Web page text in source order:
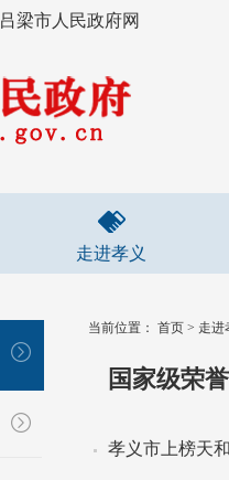
吕梁市人民政府网
走进孝义
当前位置： 首页 > 走进
国家级荣誉
孝义市上榜天